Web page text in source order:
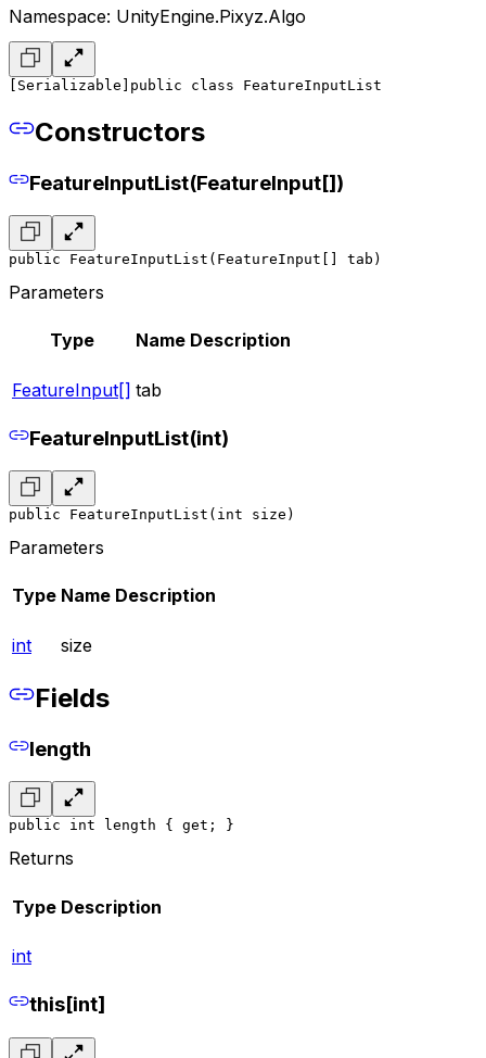
Namespace: UnityEngine.Pixyz.Algo
[Serializable] public class FeatureInputList
Constructors
FeatureInputList(FeatureInput[])
public FeatureInputList(FeatureInput[] tab)
Parameters
Type Name Description
FeatureInput[] tab
FeatureInputList(int)
public FeatureInputList(int size)
Parameters
Type Name Description
int size
Fields
length
public int length { get; }
Returns
Type Description
int
this[int]